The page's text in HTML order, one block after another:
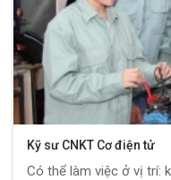
Kỹ sư CNKT Cơ điện tử
Có thể làm việc ở vị trí: